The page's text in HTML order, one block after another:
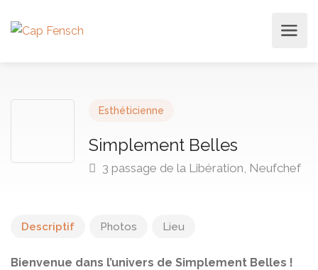
Esthéticienne
Simplement Belles
3 passage de la Libération, Neufchef
Descriptif Photos Lieu
Bienvenue dans l’univers de Simplement Belles !